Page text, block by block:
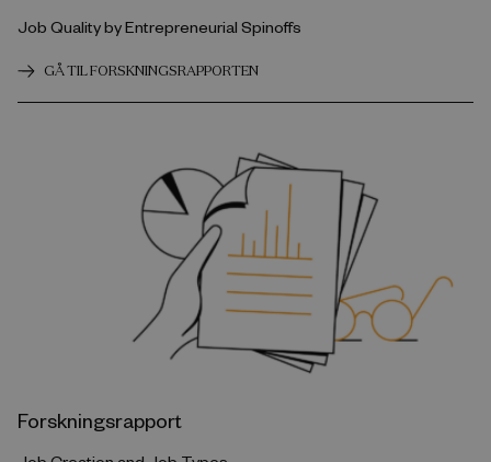
Job Quality by Entrepreneurial Spinoffs
GÅ TIL FORSKNINGSRAPPORTEN
Forskningsrapport